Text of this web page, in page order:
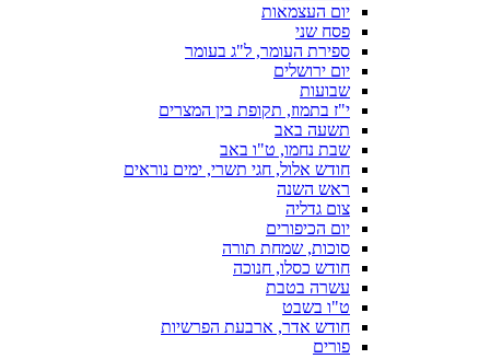
יום העצמאות
פסח שני
ספירת העומר, ל"ג בעומר
יום ירושלים
שבועות
י"ז בתמוז, תקופת בין המצרים
תשעה באב
שבת נחמו, ט"ו באב
חודש אלול, חגי תשרי, ימים נוראים
ראש השנה
צום גדליה
יום הכיפורים
סוכות, שמחת תורה
חודש כסלו, חנוכה
עשרה בטבת
ט"ו בשבט
חודש אדר, ארבעת הפרשיות
פורים